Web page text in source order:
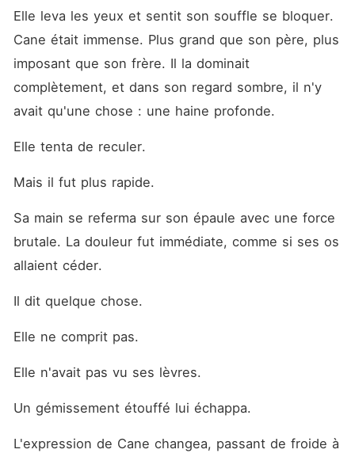
Elle leva les yeux et sentit son souffle se bloquer.
Cane était immense. Plus grand que son père, plus
imposant que son frère. Il la dominait
complètement, et dans son regard sombre, il n'y
avait qu'une chose : une haine profonde.
Elle tenta de reculer.
Mais il fut plus rapide.
Sa main se referma sur son épaule avec une force
brutale. La douleur fut immédiate, comme si ses os
allaient céder.
Il dit quelque chose.
Elle ne comprit pas.
Elle n'avait pas vu ses lèvres.
Un gémissement étouffé lui échappa.
L'expression de Cane changea, passant de froide à